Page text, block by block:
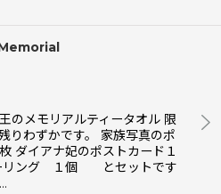
のメモリアルティータオル 限
りわずかです。 家族写真のポ
ダイアナ妃のポストカード１
リング １個 とセットです